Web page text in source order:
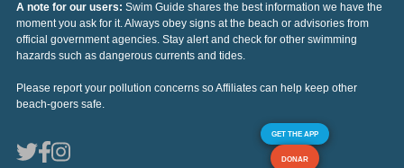
A note for our users: Swim Guide shares the best information we have the
moment you ask for it. Always obey signs at the beach or advisories from
official government agencies. Stay alert and check for other swimming
hazards such as dangerous currents and tides.
Please report your pollution concerns so Affiliates can help keep other
beach-goers safe.
GET THE APP
DONAR